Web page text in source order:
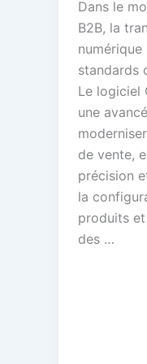
Dans le
B2B, la
standards
Le logiciel
une
de vente,
précision
la
produits
des …